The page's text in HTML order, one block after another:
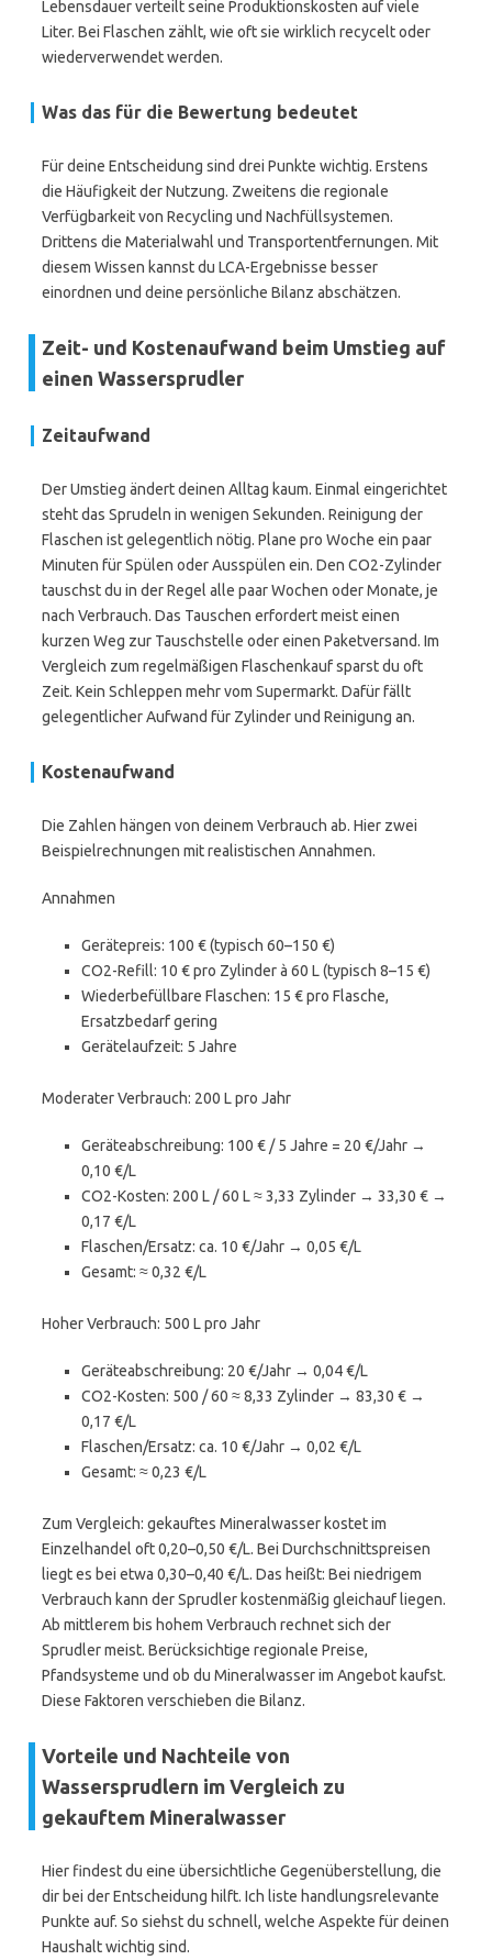
Lebensdauer verteilt seine Produktionskosten auf viele
Liter. Bei Flaschen zählt, wie oft sie wirklich recycelt oder
wiederverwendet werden.
Was das für die Bewertung bedeutet
Für deine Entscheidung sind drei Punkte wichtig. Erstens
die Häufigkeit der Nutzung. Zweitens die regionale
Verfügbarkeit von Recycling und Nachfüllsystemen.
Drittens die Materialwahl und Transportentfernungen. Mit
diesem Wissen kannst du LCA-Ergebnisse besser
einordnen und deine persönliche Bilanz abschätzen.
Zeit- und Kostenaufwand beim Umstieg auf
einen Wassersprudler
Zeitaufwand
Der Umstieg ändert deinen Alltag kaum. Einmal eingerichtet
steht das Sprudeln in wenigen Sekunden. Reinigung der
Flaschen ist gelegentlich nötig. Plane pro Woche ein paar
Minuten für Spülen oder Ausspülen ein. Den CO2-Zylinder
tauschst du in der Regel alle paar Wochen oder Monate, je
nach Verbrauch. Das Tauschen erfordert meist einen
kurzen Weg zur Tauschstelle oder einen Paketversand. Im
Vergleich zum regelmäßigen Flaschenkauf sparst du oft
Zeit. Kein Schleppen mehr vom Supermarkt. Dafür fällt
gelegentlicher Aufwand für Zylinder und Reinigung an.
Kostenaufwand
Die Zahlen hängen von deinem Verbrauch ab. Hier zwei
Beispielrechnungen mit realistischen Annahmen.
Annahmen
Gerätepreis: 100 € (typisch 60–150 €)
CO2-Refill: 10 € pro Zylinder à 60 L (typisch 8–15 €)
Wiederbefüllbare Flaschen: 15 € pro Flasche,
Ersatzbedarf gering
Gerätelaufzeit: 5 Jahre
Moderater Verbrauch: 200 L pro Jahr
Geräteabschreibung: 100 € / 5 Jahre = 20 €/Jahr →
0,10 €/L
CO2-Kosten: 200 L / 60 L ≈ 3,33 Zylinder → 33,30 € →
0,17 €/L
Flaschen/Ersatz: ca. 10 €/Jahr → 0,05 €/L
Gesamt: ≈ 0,32 €/L
Hoher Verbrauch: 500 L pro Jahr
Geräteabschreibung: 20 €/Jahr → 0,04 €/L
CO2-Kosten: 500 / 60 ≈ 8,33 Zylinder → 83,30 € →
0,17 €/L
Flaschen/Ersatz: ca. 10 €/Jahr → 0,02 €/L
Gesamt: ≈ 0,23 €/L
Zum Vergleich: gekauftes Mineralwasser kostet im
Einzelhandel oft 0,20–0,50 €/L. Bei Durchschnittspreisen
liegt es bei etwa 0,30–0,40 €/L. Das heißt: Bei niedrigem
Verbrauch kann der Sprudler kostenmäßig gleichauf liegen.
Ab mittlerem bis hohem Verbrauch rechnet sich der
Sprudler meist. Berücksichtige regionale Preise,
Pfandsysteme und ob du Mineralwasser im Angebot kaufst.
Diese Faktoren verschieben die Bilanz.
Vorteile und Nachteile von
Wassersprudlern im Vergleich zu
gekauftem Mineralwasser
Hier findest du eine übersichtliche Gegenüberstellung, die
dir bei der Entscheidung hilft. Ich liste handlungsrelevante
Punkte auf. So siehst du schnell, welche Aspekte für deinen
Haushalt wichtig sind.